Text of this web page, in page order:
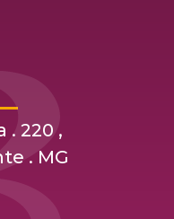
. 220 ,
. MG